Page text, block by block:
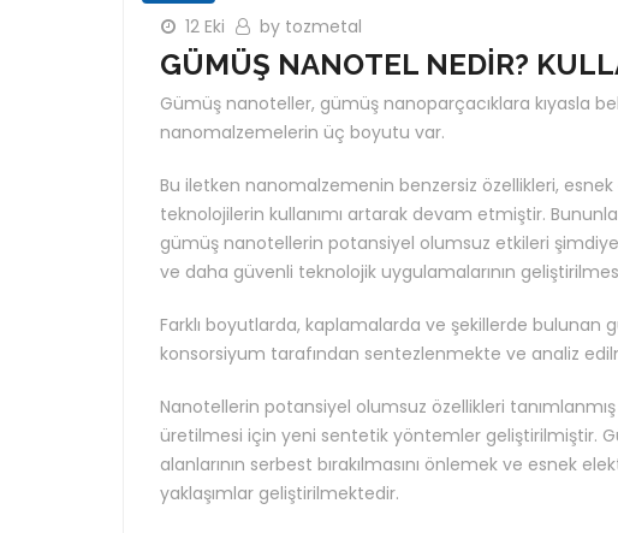
12 Eki by tozmetal
GÜMÜŞ NANOTEL NEDİR?
Gümüş nanoteller, gümüş nanoparçacıklara kıyasla
nanomalzemelerin üç boyutu var.
Bu iletken nanomalzemenin benzersiz özellikleri,
teknolojilerin kullanımı artarak devam etmiştir.
gümüş nanotellerin potansiyel olumsuz etkileri
ve daha güvenli teknolojik uygulamalarının
Farklı boyutlarda, kaplamalarda ve şekillerde
konsorsiyum tarafından sentezlenmekte ve analiz
Nanotellerin potansiyel olumsuz özellikleri
üretilmesi için yeni sentetik yöntemler geliştirilmiştir.
alanlarının serbest bırakılmasını önlemek ve esnek
yaklaşımlar geliştirilmektedir.